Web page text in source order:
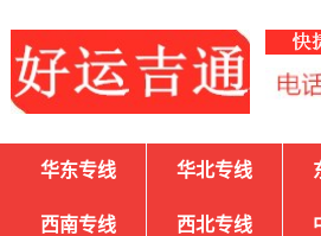
华东专线 华北专线
西南专线 西北专线